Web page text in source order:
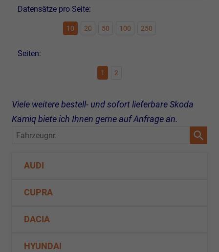
Datensätze pro Seite:
10 20 50 100 250
Seiten:
1 2
Viele weitere bestell- und sofort lieferbare Skoda
Kamiq biete ich Ihnen gerne auf Anfrage an.
Fahrzeugnr.
AUDI
CUPRA
DACIA
HYUNDAI